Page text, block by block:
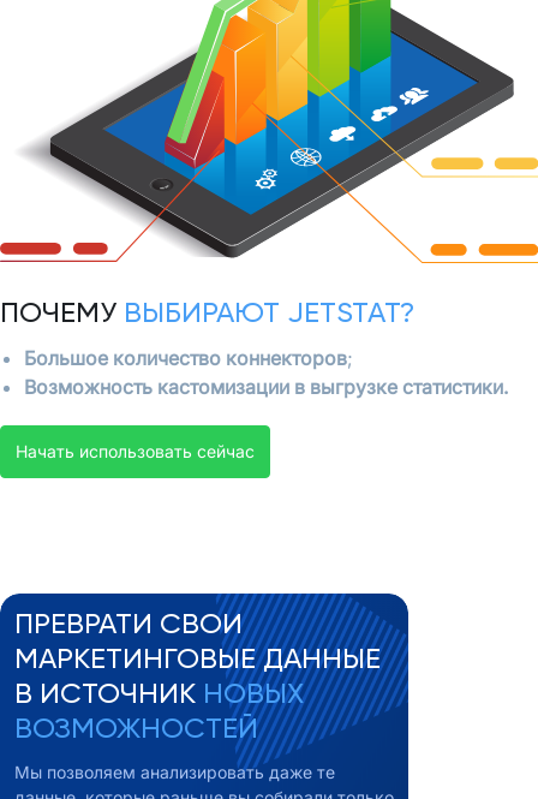
ПОЧЕМУ ВЫБИРАЮТ JETSTAT?
Большое количество коннекторов;
Возможность кастомизации в выгрузке статистики.
Начать использовать сейчас
ПРЕВРАТИ СВОИ
МАРКЕТИНГОВЫЕ ДАННЫЕ
В ИСТОЧНИК НОВЫХ
ВОЗМОЖНОСТЕЙ
Мы позволяем анализировать даже те